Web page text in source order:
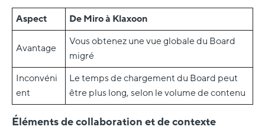
Aspect De Miro à Klaxoon
Avantage
Vous obtenez une vue globale du Board
migré
Inconvéni
ent
Le temps de chargement du Board peut
être plus long, selon le volume de contenu
Éléments de collaboration et de contexte